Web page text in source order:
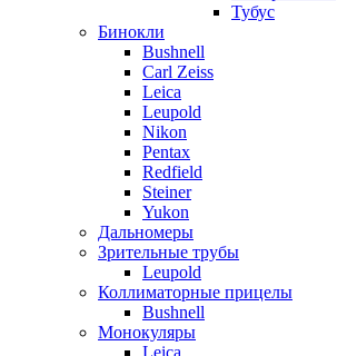
Тубус
Бинокли
Bushnell
Carl Zeiss
Leica
Leupold
Nikon
Pentax
Redfield
Steiner
Yukon
Дальномеры
Зрительные трубы
Leupold
Коллиматорные прицелы
Bushnell
Монокуляры
Leica